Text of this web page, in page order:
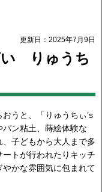
更新日：2025年7月9日
い りゅうち
うと、「りゅうちぃ’s
ン粘土、蒔絵体験な
子どもから大人まで多
トが行われたりキッチ
かな雰囲気に包まれて